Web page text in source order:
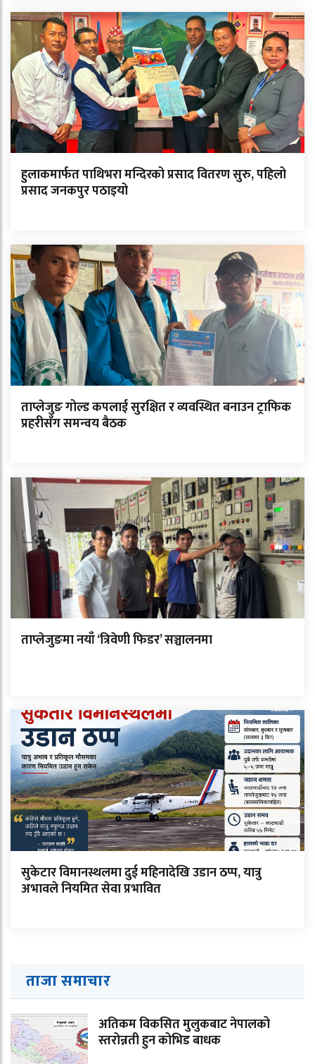
हुलाकमार्फत पाथिभरा मन्दिरको प्रसाद वितरण सुरु, पहिलो
प्रसाद जनकपुर पठाइयो
ताप्लेजुङ गोल्ड कपलाई सुरक्षित र व्यवस्थित बनाउन ट्राफिक
प्रहरीसँग समन्वय बैठक
ताप्लेजुङमा नयाँ ‘त्रिवेणी फिडर’ सञ्चालनमा
सुकेटार विमानस्थलमा दुई महिनादेखि उडान ठप्प, यात्रु
अभावले नियमित सेवा प्रभावित
ताजा समाचार
अतिकम विकसित मुलुकबाट नेपालको
स्तरोन्नती हुन कोभिड बाधक